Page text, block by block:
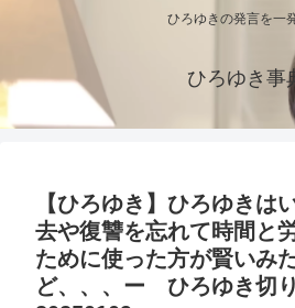
ひろゆきの発言を一
ひろゆき事
【ひろゆき】ひろゆきは
去や復讐を忘れて時間と
ために使った方が賢いみ
ど、、、ー ひろゆき切